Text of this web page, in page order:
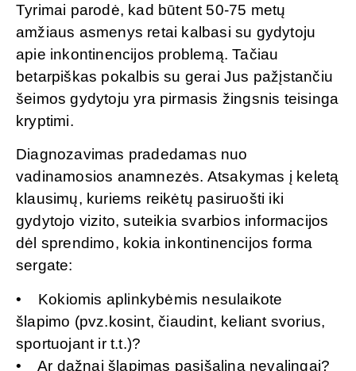
Tyrimai parodė, kad būtent 50-75 metų
amžiaus asmenys retai kalbasi su gydytoju
apie inkontinencijos problemą. Tačiau
betarpiškas pokalbis su gerai Jus pažįstančiu
šeimos gydytoju yra pirmasis žingsnis teisinga
kryptimi.
Diagnozavimas pradedamas nuo
vadinamosios anamnezės. Atsakymas į keletą
klausimų, kuriems reikėtų pasiruošti iki
gydytojo vizito, suteikia svarbios informacijos
dėl sprendimo, kokia inkontinencijos forma
sergate:
• Kokiomis aplinkybėmis nesulaikote
šlapimo (pvz.kosint, čiaudint, keliant svorius,
sportuojant ir t.t.)?
• Ar dažnai šlapimas pasišalina nevalingai?